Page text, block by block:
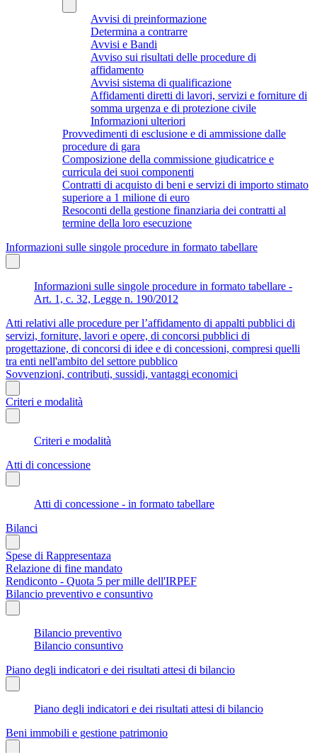
Avvisi di preinformazione
Determina a contrarre
Avvisi e Bandi
Avviso sui risultati delle procedure di
affidamento
Avvisi sistema di qualificazione
Affidamenti diretti di lavori, servizi e forniture di
somma urgenza e di protezione civile
Informazioni ulteriori
Provvedimenti di esclusione e di ammissione dalle
procedure di gara
Composizione della commissione giudicatrice e
curricula dei suoi componenti
Contratti di acquisto di beni e servizi di importo stimato
superiore a 1 milione di euro
Resoconti della gestione finanziaria dei contratti al
termine della loro esecuzione
Informazioni sulle singole procedure in formato tabellare
Informazioni sulle singole procedure in formato tabellare -
Art. 1, c. 32, Legge n. 190/2012
Atti relativi alle procedure per l’affidamento di appalti pubblici di
servizi, forniture, lavori e opere, di concorsi pubblici di
progettazione, di concorsi di idee e di concessioni, compresi quelli
tra enti nell'ambito del settore pubblico
Sovvenzioni, contributi, sussidi, vantaggi economici
Criteri e modalità
Criteri e modalità
Atti di concessione
Atti di concessione - in formato tabellare
Bilanci
Spese di Rappresentaza
Relazione di fine mandato
Rendiconto - Quota 5 per mille dell'IRPEF
Bilancio preventivo e consuntivo
Bilancio preventivo
Bilancio consuntivo
Piano degli indicatori e dei risultati attesi di bilancio
Piano degli indicatori e dei risultati attesi di bilancio
Beni immobili e gestione patrimonio